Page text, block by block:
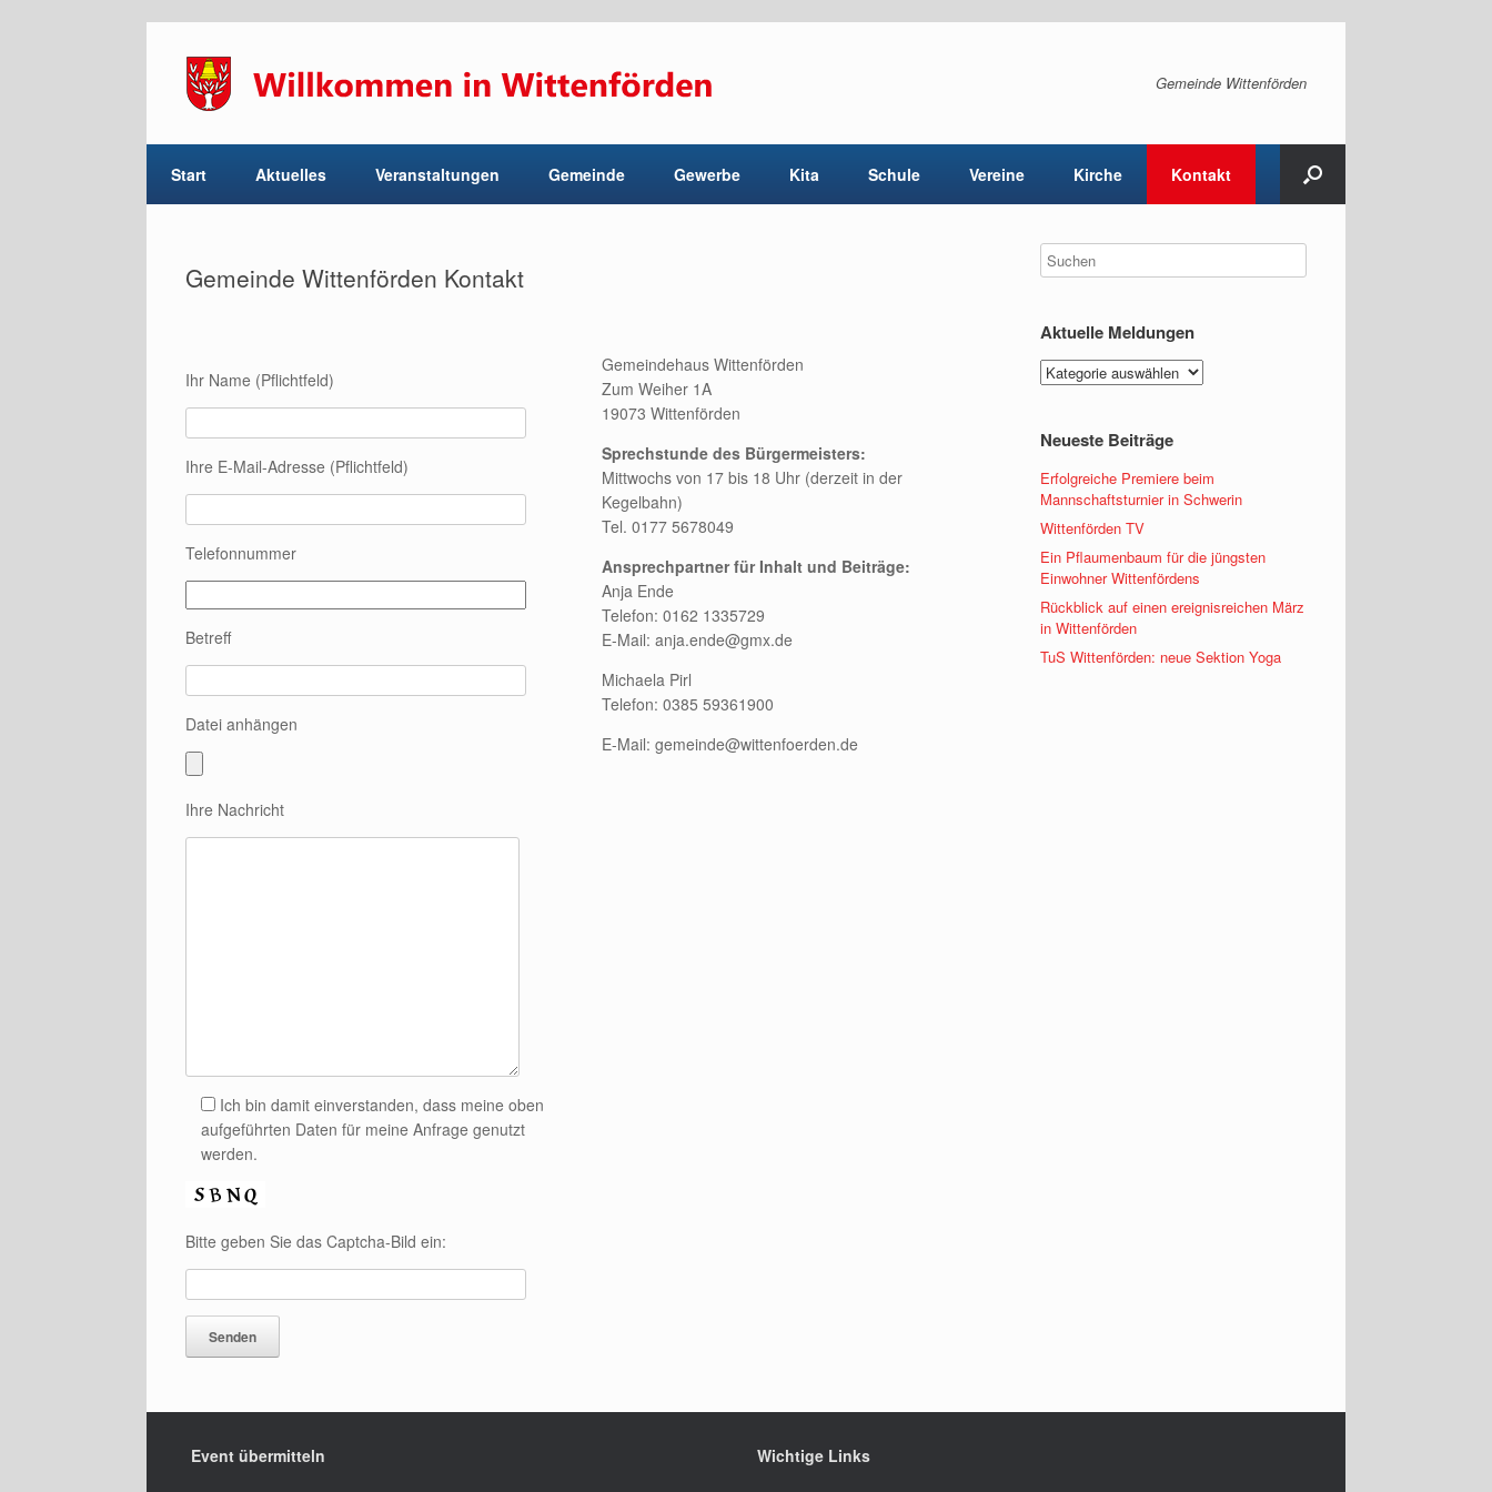
Gemeinde Wittenförden
Start Aktuelles Veranstaltungen Gemeinde Gewerbe Kita Schule Vereine Kirche Kontakt
Gemeinde Wittenförden Kontakt
Ihr Name (Pflichtfeld)
Ihre E-Mail-Adresse (Pflichtfeld)
Telefonnummer
Betreff
Datei anhängen
Ihre Nachricht
Ich bin damit einverstanden, dass meine oben
aufgeführten Daten für meine Anfrage genutzt
werden.
Bitte geben Sie das Captcha-Bild ein:
Gemeindehaus Wittenförden
Zum Weiher 1A
19073 Wittenförden
Sprechstunde des Bürgermeisters:
Mittwochs von 17 bis 18 Uhr (derzeit in der
Kegelbahn)
Tel. 0177 5678049
Ansprechpartner für Inhalt und Beiträge:
Anja Ende
Telefon: 0162 1335729
E-Mail: anja.ende@gmx.de
Michaela Pirl
Telefon: 0385 59361900
E-Mail: gemeinde@wittenfoerden.de
Aktuelle Meldungen
Aktuelle
Meldungen
Neueste Beiträge
Erfolgreiche Premiere beim
Mannschaftsturnier in Schwerin
Wittenförden TV
Ein Pflaumenbaum für die jüngsten
Einwohner Wittenfördens
Rückblick auf einen ereignisreichen März
in Wittenförden
TuS Wittenförden: neue Sektion Yoga
Event übermitteln Wichtige Links